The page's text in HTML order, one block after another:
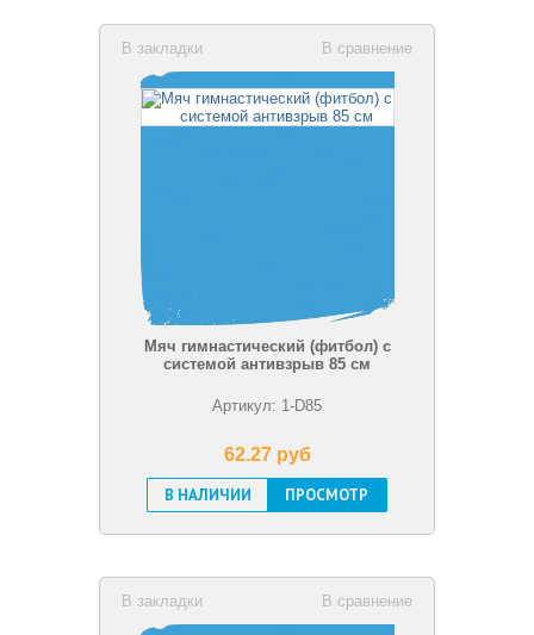
В сравнение
В закладки
Мяч гимнастический (фитбол) с
системой антивзрыв 85 см
Артикул: 1-D85
62.27 pуб
В НАЛИЧИИ
ПРОСМОТР
В сравнение
В закладки